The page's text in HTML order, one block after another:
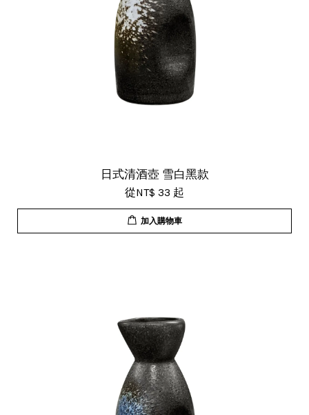
日式清酒壺 雪白黑款
從NT$ 33 起
加入購物車